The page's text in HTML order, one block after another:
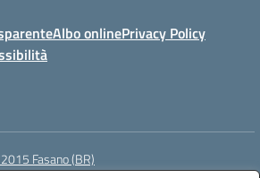
Albo onlinePrivacy Policy
Fasano (BR)